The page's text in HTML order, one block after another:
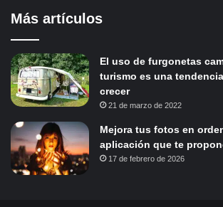
Más artículos
El uso de furgonetas
turismo es una
crecer
21 de marzo de 2022
Mejora tus fotos en
aplicación que te
17 de febrero de 2026